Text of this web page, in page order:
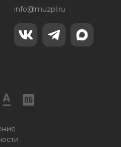
info@muzpl.ru